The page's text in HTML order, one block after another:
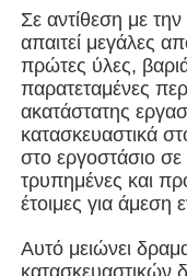
επαφή
Νέα
Όλες οι
Ζητήστε ένα
Σε αντίθεση με
απαιτεί μεγάλες
πρώτες ύλες,
παρατεταμένες
ακατάστατης
κατασκευαστικά
στο εργοστάσιο
τρυπημένες και
έτοιμες για άμεση
Αυτό μειώνει
κατασκευαστικών